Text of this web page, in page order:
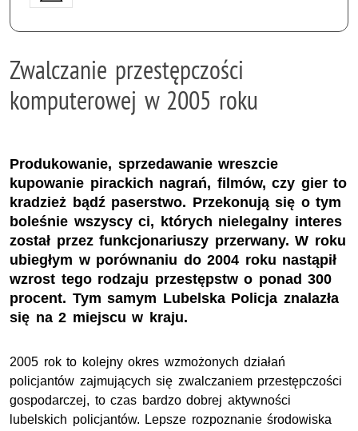
Zwalczanie przestępczości
komputerowej w 2005 roku
Produkowanie, sprzedawanie wreszcie
kupowanie pirackich nagrań, filmów, czy gier to
kradzież bądź paserstwo. Przekonują się o tym
boleśnie wszyscy ci, których nielegalny interes
został przez funkcjonariuszy przerwany. W roku
ubiegłym w porównaniu do 2004 roku nastąpił
wzrost tego rodzaju przestępstw o ponad 300
procent. Tym samym Lubelska Policja znalazła
się na 2 miejscu w kraju.
2005 rok to kolejny okres wzmożonych działań
policjantów zajmujących się zwalczaniem przestępczości
gospodarczej, to czas bardzo dobrej aktywności
lubelskich policjantów. Lepsze rozpoznanie środowiska